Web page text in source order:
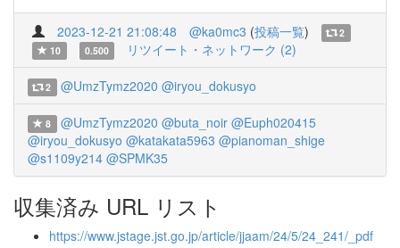
2023-12-21 21:08:48 @ka0mc3 (投稿一覧)
2
10
0.500 リツイート・ネットワーク (2)
2 @UmzTymz2020 @iryou_dokusyo
8 @UmzTymz2020 @buta_noir @Euph020415
@iryou_dokusyo @katakata5963 @pianoman_shige
@s1109y214 @SPMK35
収集済み URL リスト
https://www.jstage.jst.go.jp/article/jjaam/24/5/24_241/_pdf